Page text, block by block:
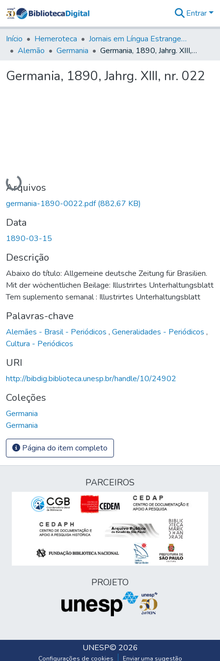
&
Coleções
Tudo na
Digital
Entrar
Início Hemeroteca
Jornais em Língua Estrangeira
Alemão
Germania Germania, 1890, Jahrg. XIII, nr. 022
Germania, 1890, Jahrg. XIII, nr. 022
Carregando...
Arquivos
germania-1890-0022.pdf(882,67 KB)
Data
1890-03-15
Descrição
Abaixo do título: Allgemeine deutsche Zeitung für Brasilien.
Mit der wöchentlichen Beilage: Illustrirtes Unterhaltungsblatt
Tem suplemento semanal : Illustrirtes Unterhaltungsblatt
Palavras-chave
Alemães - Brasil - Periódicos , Generalidades - Periódicos ,
Cultura - Periódicos
URI
http://bibdig.biblioteca.unesp.br/handle/10/24902
Coleções
Germania
Germania
Página do item completo
PARCEIROS
PROJETO
UNESP© 2026
Configurações de cookies Enviar uma sugestão